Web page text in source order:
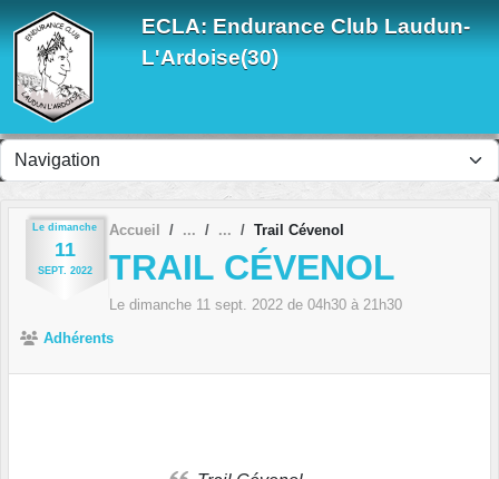
ECLA: Endurance Club Laudun-
L'Ardoise(30)
Le dimanche
11
SEPT. 2022
Accueil Trail Cévenol
TRAIL CÉVENOL
Le dimanche 11 sept. 2022 de 04h30 à 21h30
Adhérents
Panneau de gestion des cookies